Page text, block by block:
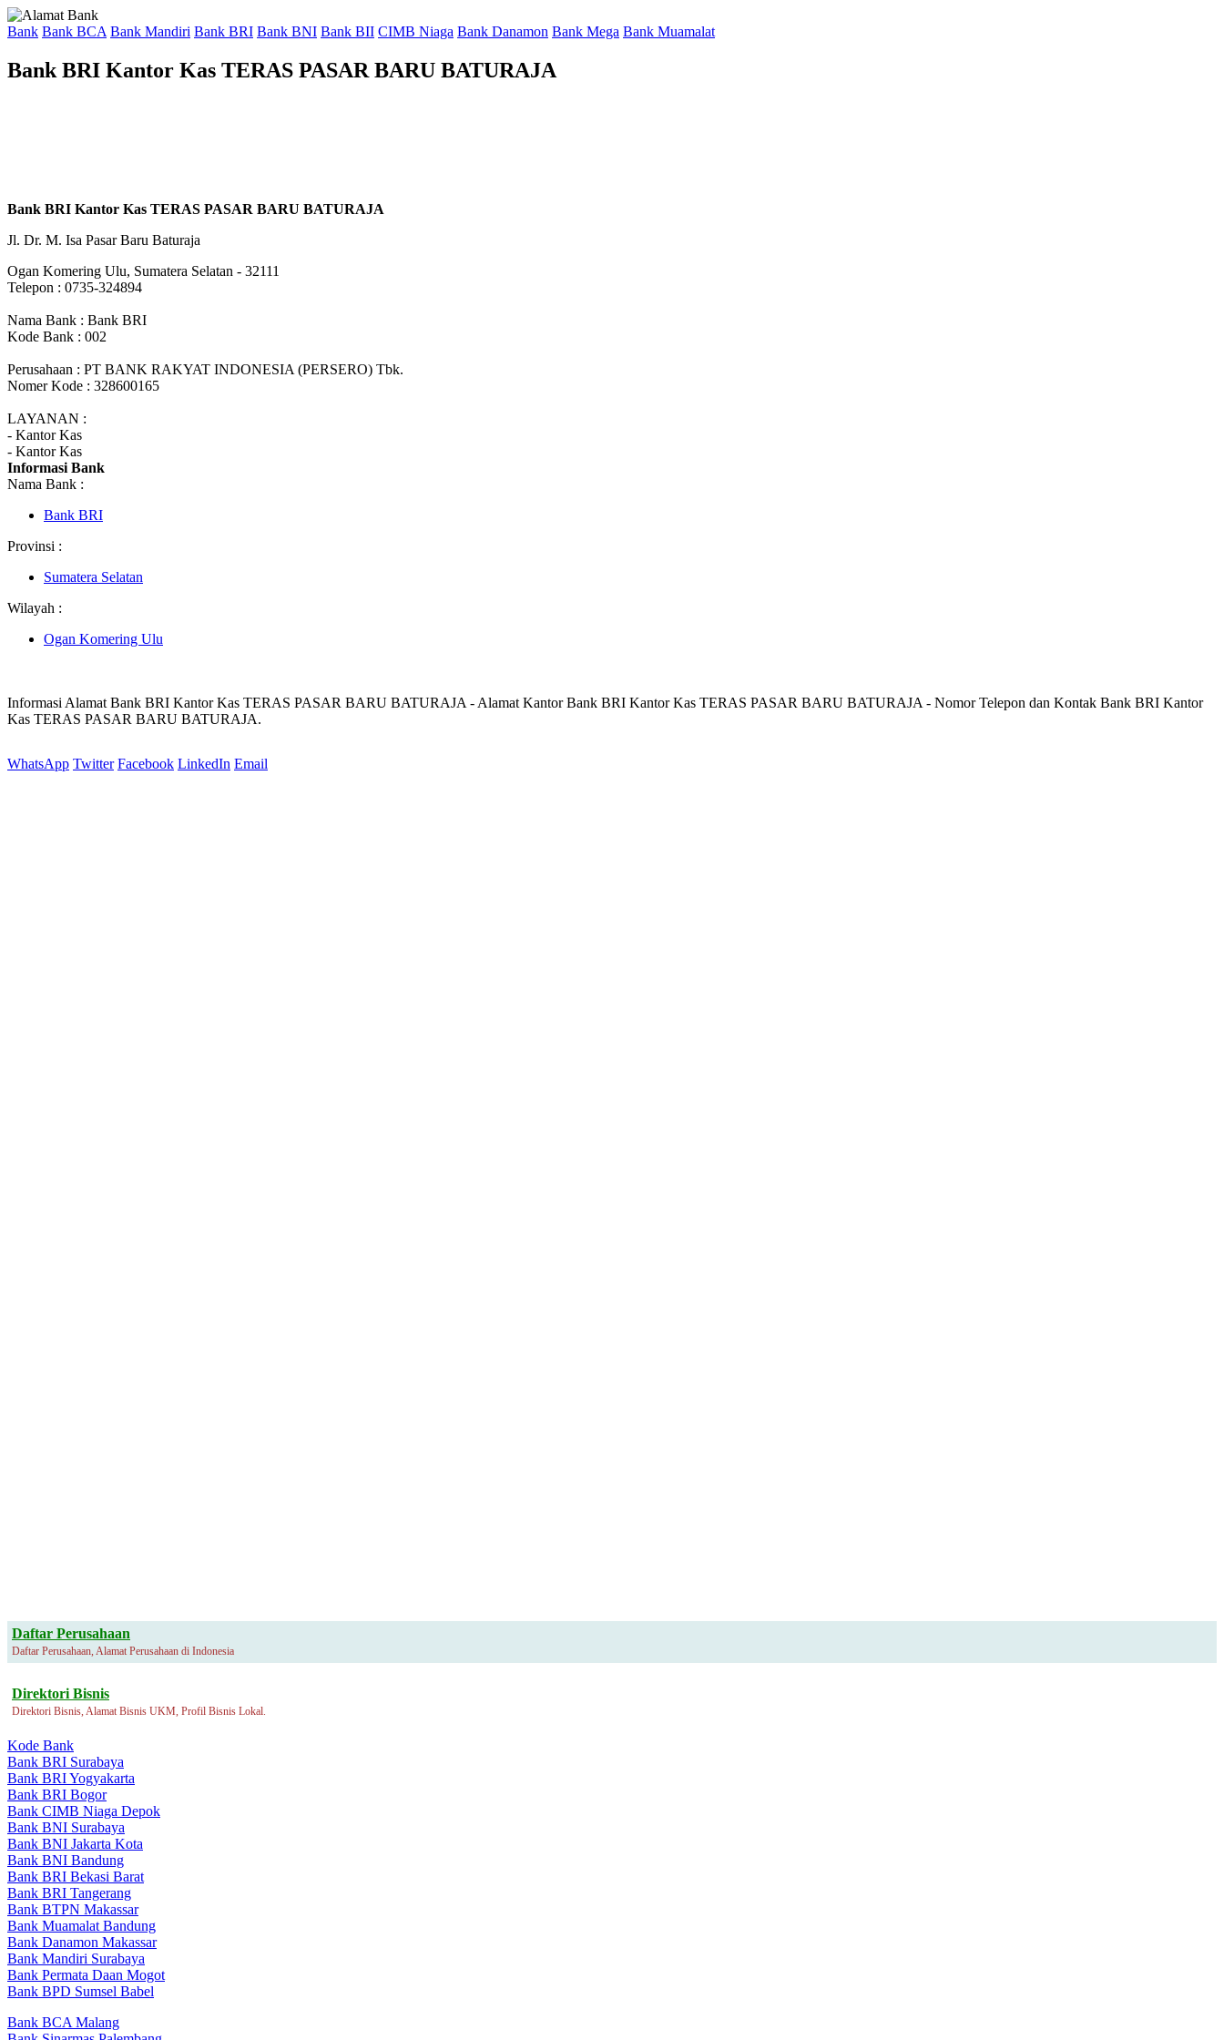
Bank Bank BCA Bank Mandiri Bank BRI Bank BNI Bank BII CIMB Niaga Bank Danamon Bank Mega Bank Muamalat
Bank BRI Kantor Kas TERAS PASAR BARU BATURAJA
Bank BRI Kantor Kas TERAS PASAR BARU BATURAJA
Jl. Dr. M. Isa Pasar Baru Baturaja
Ogan Komering Ulu, Sumatera Selatan - 32111
Telepon : 0735-324894
Nama Bank : Bank BRI
Kode Bank : 002
Perusahaan : PT BANK RAKYAT INDONESIA (PERSERO) Tbk.
Nomer Kode : 328600165
LAYANAN :
- Kantor Kas
- Kantor Kas
Informasi Bank
Nama Bank :
Bank BRI
Provinsi :
Sumatera Selatan
Wilayah :
Ogan Komering Ulu
Informasi Alamat Bank BRI Kantor Kas TERAS PASAR BARU BATURAJA - Alamat Kantor Bank BRI Kantor Kas TERAS PASAR BARU BATURAJA - Nomor Telepon dan Kontak Bank BRI Kantor
Kas TERAS PASAR BARU BATURAJA.
WhatsApp Twitter Facebook LinkedIn Email
Daftar Perusahaan
Daftar Perusahaan, Alamat Perusahaan di Indonesia
Direktori Bisnis
Direktori Bisnis, Alamat Bisnis UKM, Profil Bisnis Lokal.
Kode Bank
Bank BRI Surabaya
Bank BRI Yogyakarta
Bank BRI Bogor
Bank CIMB Niaga Depok
Bank BNI Surabaya
Bank BNI Jakarta Kota
Bank BNI Bandung
Bank BRI Bekasi Barat
Bank BRI Tangerang
Bank BTPN Makassar
Bank Muamalat Bandung
Bank Danamon Makassar
Bank Mandiri Surabaya
Bank Permata Daan Mogot
Bank BPD Sumsel Babel
Bank BCA Malang